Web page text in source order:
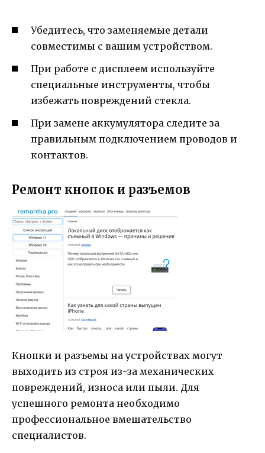
Убедитесь, что заменяемые детали
совместимы с вашим устройством.
При работе с дисплеем используйте
специальные инструменты, чтобы
избежать повреждений стекла.
При замене аккумулятора следите за
правильным подключением проводов и
контактов.
Ремонт кнопок и разъемов
Кнопки и разъемы на устройствах могут
выходить из строя из-за механических
повреждений, износа или пыли. Для
успешного ремонта необходимо
профессиональное вмешательство
специалистов.